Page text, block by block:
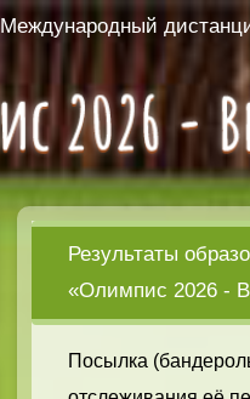
Международный
Результаты
«Олимпис 2026 -
Посылка